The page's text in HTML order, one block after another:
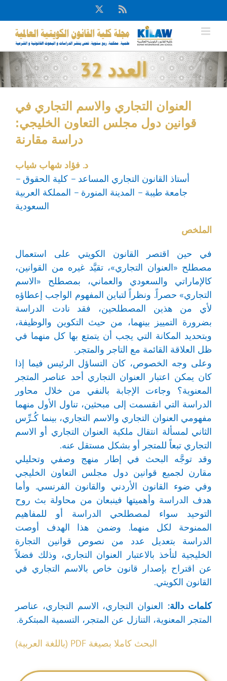
to
content
Rss
X
العدد 32
العنوان التجاري والاسم التجاري في
قوانين دول مجلس التعاون الخليجي:
دراسة مقارنة
د. فؤاد شهاب شياب
أستاذ القانون التجاري المساعد – كلية الحقوق –
جامعة طيبة – المدينة المنورة – المملكة العربية
السعودية
الملخص
في حين اقتصر القانون الكويتي على استعمال
مصطلح «العنوان التجاري»، تقيَّد غيره من القوانين،
كالإماراتي والسعودي والعماني، بمصطلح «الاسم
التجاري» حصراً. ونظراً لتباين المفهوم الواجب إعطاؤه
لأي من هذين المصطلحين، فقد نادت الدراسة
بضرورة التمييز بينهما، من حيث التكوين والوظيفة،
وبتحديد المكانة التي يجب أن يتمتع بها كل منهما في
ظل العلاقة القائمة مع التاجر والمتجر.
وعلى وجه الخصوص، كان التساؤل الرئيس فيما إذا
كان يمكن اعتبار العنوان التجاري أحد عناصر المتجر
المعنوية؟ وجاءت الإجابة بالنفي من خلال محاور
الدراسة التي انقسمت إلى مبحثين، تناول الأول منهما
مفهومي العنوان التجاري والاسم التجاري، بينما كُـرِّس
الثاني لمسألة انتقال ملكية العنوان التجاري أو الاسم
التجاري تبعاً للمتجر أو بشكل مستقل عنه.
وقد توجَّه البحث في إطار منهج وصفي وتحليلي
مقارن لجميع قوانين دول مجلس التعاون الخليجي
وفي ضوء القانون الأردني والقانون الفرنسي. وأما
هدف الدراسة وأهميتها فينبعان من محاولة بث روح
التوحيد سواء لمصطلحي الدراسة أو للمفاهيم
الممنوحة لكل منهما. وضمن هذا الهدف أوصت
الدراسة بتعديل عدد من نصوص قوانين التجارة
الخليجية لتأخذ بالاعتبار العنوان التجاري، وذلك فضلاً
عن اقتراح بإصدار قانون خاص بالاسم التجاري في
القانون الكويتي.
كلمات دالة: العنوان التجاري، الاسم التجاري، عناصر
المتجر المعنوية، التنازل عن المتجر، التسمية المبتكرة.
البحث كاملا بصيغة PDF (باللغة العربية)